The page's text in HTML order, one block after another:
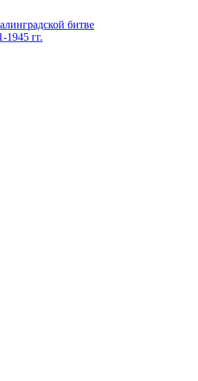
битве
1945 гг.